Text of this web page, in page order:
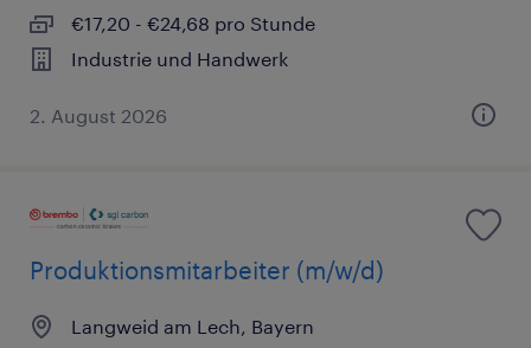
€17,20 - €24,68 pro Stunde
Industrie und Handwerk
2. August 2026
Produktionsmitarbeiter (m/w/d)
Langweid am Lech, Bayern